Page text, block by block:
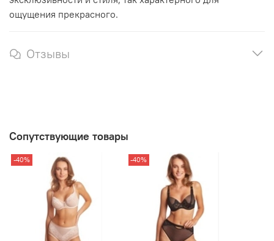
ощущения прекрасного.
Отзывы
Сопутствующие товары
-40% -40%